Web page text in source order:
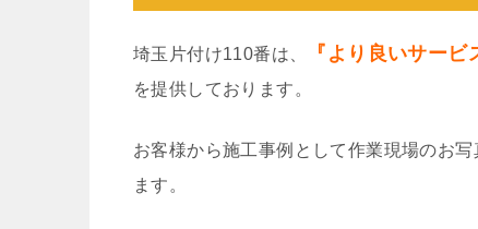
埼玉片付け110番は、 『より良いサー
を提供しております。
お客様から施工事例として作業現場のお
ます。